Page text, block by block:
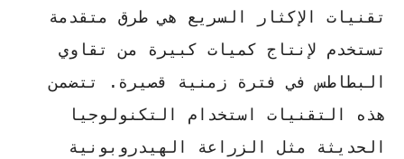
تقنيات الإكثار السريع هي طرق متقدمة
تستخدم لإنتاج كميات كبيرة من تقاوي
البطاطس في فترة زمنية قصيرة. تتضمن
هذه التقنيات استخدام التكنولوجيا
الحديثة مثل الزراعة الهيدروبونية